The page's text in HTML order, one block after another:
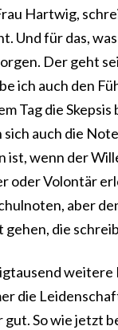
Hartwig,
Und für das,
Der geht
ich auch den
Tag die
auch die
ist, wenn der
oder Volontär
aber
die
die
So wie jetzt